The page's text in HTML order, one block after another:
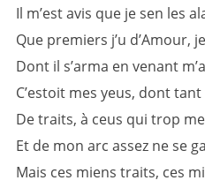
Il m’est avis que je sen les
Que premiers j’u d’Amour,
Dont il s’arma en venant
C’estoit mes yeus, dont
De traits, à ceus qui trop
Et de mon arc assez ne se
Mais ces miens traits, ces